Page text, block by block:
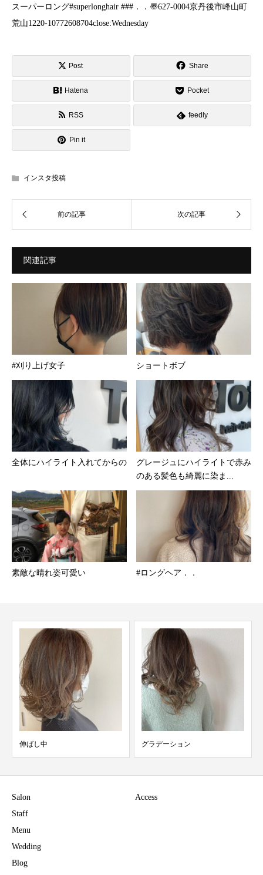
スーパーロング#superlonghair ###️．．〠627-0004京丹後市峰山町
荒山1220-1︎0772608704close:Wednesday
Post Share
Hatena Pocket
RSS feedly
Pin it
インスタ投稿
関連記事
#刈り上げ女子 ショートボブ
全体にハイライト入れてからの
グレージュにハイライトで赤み
のある髪色も綺麗に染ま...
素敵な晴れ姿可愛い #ロングヘア．．
伸ばし中 グラデーション
Salon
Staff
Menu
Wedding
Blog
Access